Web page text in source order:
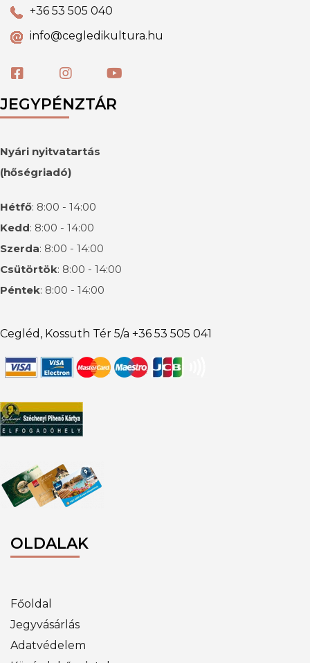
+36 53 505 040
info@cegledikultura.hu
JEGYPÉNZTÁR
Nyári nyitvatartás
(hőségriadó)
Hétfő: 8:00 - 14:00
Kedd: 8:00 - 14:00
Szerda: 8:00 - 14:00
Csütörtök: 8:00 - 14:00
Péntek: 8:00 - 14:00
Cegléd, Kossuth Tér 5/a +36 53 505 041
OLDALAK
Főoldal
Jegyvásárlás
Adatvédelem